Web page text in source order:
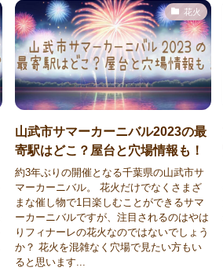
花火
山武市サマーカーニバル2023の最
寄駅はどこ？屋台と穴場情報も！
約3年ぶりの開催となる千葉県の山武市サ
マーカーニバル。 花火だけでなくさまざ
まな催し物で1日楽しむことができるサマ
ーカーニバルですが、注目されるのはやは
りフィナーレの花火なのではないでしょう
か？ 花火を混雑なく穴場で見たい方もい
ると思います...